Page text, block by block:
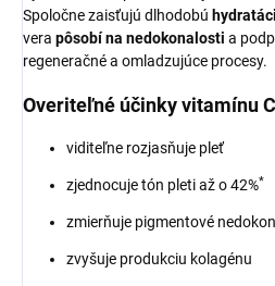
Spoločne zaisťujú dlhodobú
vera pôsobí na nedokonalosti a
regeneračné a omladzujúce procesy.
Overiteľné účinky vitamínu C
viditeľne rozjasňuje pleť
zjednocuje tón pleti až o 42%*
zmierňuje pigmentové
zvyšuje produkciu kolagénu